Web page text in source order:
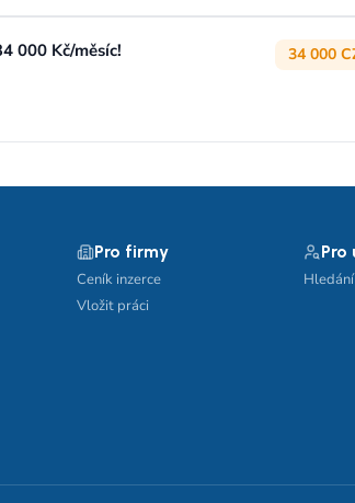
000 Kč/měsíc! 34 000
Pro firmy
Ceník inzerce
Vložit práci
Pro